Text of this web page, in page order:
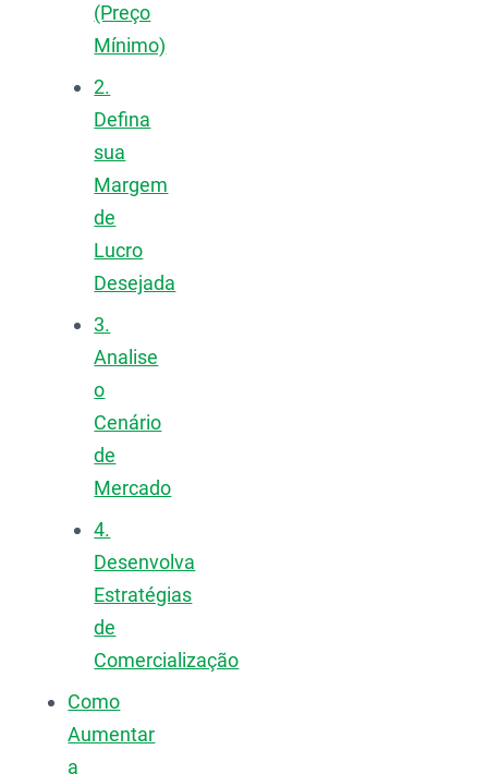
(Preço
Mínimo)
2.
Defina
sua
Margem
de
Lucro
Desejada
3.
Analise
o
Cenário
de
Mercado
4.
Desenvolva
Estratégias
de
Comercialização
Como
Aumentar
a